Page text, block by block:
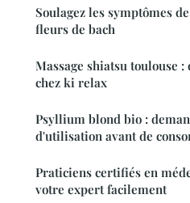
Soulagez les symptômes
fleurs de bach
Massage shiatsu toulouse
chez ki relax
Psyllium blond bio :
d'utilisation avant de
Praticiens certifiés en
votre expert facilement